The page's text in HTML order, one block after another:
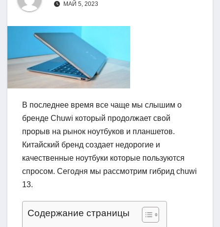
МАЙ 5, 2023
В последнее время все чаще мы слышим о
бренде Chuwi который продолжает свой
прорыв на рынок ноутбуков и планшетов.
Китайский бренд создает недорогие и
качественные ноутбуки которые пользуются
спросом. Сегодня мы рассмотрим гибрид chuwi
13.
Содержание страницы